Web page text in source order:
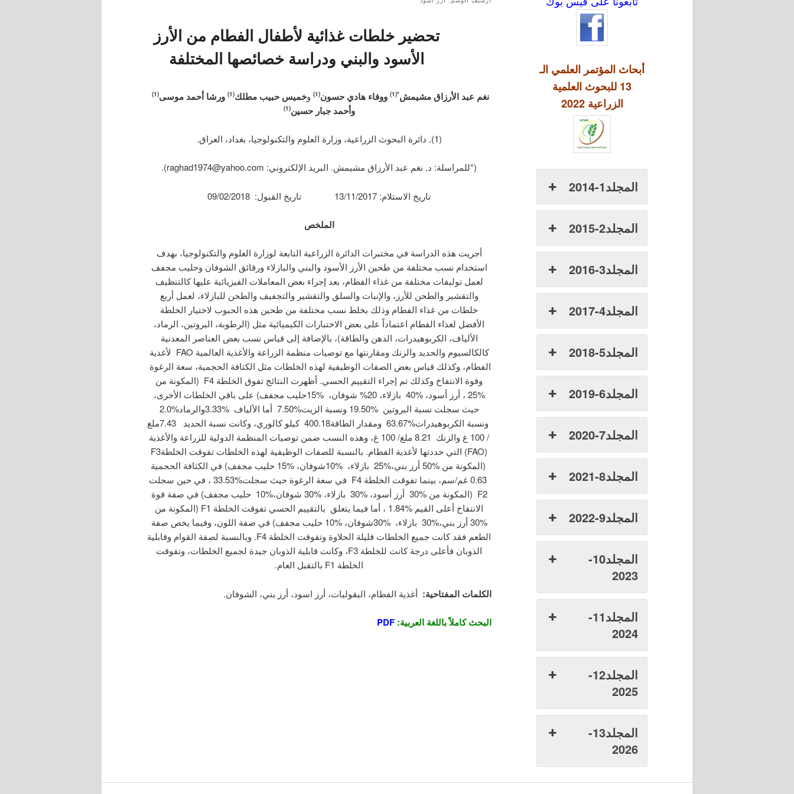
تحضير خلطات غذائية لأطفال الفطام من الأرز
الأسود والبني ودراسة خصائصها المختلفة
نغم عبد الأرزاق مشيمش*(1) ووفاء هادي حسون(1) وخميس حبيب مطلك(1) ورشا أحمد موسى(1)
وأحمد جبار حسين(1)
(1). دائرة البحوث الزراعية، وزارة العلوم والتكنولوجيا، بغداد، العراق.
(*للمراسلة: د. نغم عبد الأرزاق مشيمش. البريد الإلكتروني: raghad1974@yahoo.com).
تاريخ الاستلام: 13/11/2017 تاريخ القبول: 09/02/2018
الملخص
أجريت هذه الدراسة في مختبرات الدائرة الزراعية التابعة لوزارة العلوم والتكنولوجيا، بهدف
استخدام نسب مختلفة من طحين الأرز الأسود والبني والبازلاء ورقائق الشوفان وحليب مجفف
لعمل توليفات مختلفة من غذاء الفطام، بعد إجراء بعض المعاملات الفيزيائية عليها كالتنظيف
والتقشير والطحن للأرز، والإنبات والسلق والتقشير والتجفيف والطحن للبازلاء، لعمل أربع
خلطات من غذاء الفطام وذلك بخلط نسب مختلفة من طحين هذه الحبوب لاختيار الخلطة
الأفضل لغذاء الفطام اعتماداً على بعض الاختبارات الكيميائية مثل (الرطوبة، البروتين، الرماد،
الألياف، الكربوهيدرات، الدهن والطاقة)، بالإضافة إلى قياس نسب بعض العناصر المعدنية
كالكالسيوم والحديد والزنك ومقارنتها مع توصيات منظمة الزراعة والأغذية العالمية FAO لأغذية
الفطام، وكذلك قياس بعض الصفات الوظيفية لهذه الخلطات مثل الكثافة الحجمية، سعة الرغوة
وقوة الانتفاخ وكذلك تم إجراء التقييم الحسي. أظهرت النتائج تفوق الخلطة F4 (المكونة من
%25 ، أرز أسود، %40 بازلاء، 20% شوفان، %15حليب مجفف) على باقي الخلطات الأخرى،
حيث سجلت نسبة البروتين %19.50 ونسبة الزيت%7.50 أما الألياف %3.33والرماد%2.0
ونسبة الكربوهيدرات%63.67 ومقدار الطاقة400.18 كيلو كالوري، وكانت نسبة الحديد 7.43ملغ
/ 100 غ والزنك 8.21 ملغ/ 100 غ، وهذه النسب ضمن توصيات المنظمة الدولية للزراعة والأغذية
(FAO) التي حددتها لأغذية الفطام. بالنسبة للصفات الوظيفية لهذه الخلطات تفوقت الخلطةF3
(المكونة من %50 أرز بني،%25 بازلاء، %10شوفان، %15 حليب مجفف) في الكثافة الحجمية
0.63 غم/سم، بينما تفوقت الخلطة F4 في سعة الرغوة حيث سجلت%33.53 ، في حين سجلت
F2 (المكونة من %30 أرز أسود، %30 بازلاء، %30 شوفان،%10 حليب مجفف) في صفة قوة
الانتفاخ أعلى القيم %1.84 ، أما فيما يتعلق بالتقييم الحسي تفوقت الخلطة F1 (المكونة من
%30 أرز بني،%30 بازلاء، %30شوفان، %10 حليب مجفف) في صفة اللون، وفيما يخص صفة
الطعم فقد كانت جميع الخلطات قليلة الحلاوة وتفوقت الخلطة F4. وبالنسبة لصفة القوام وقابلية
الذوبان فأعلى درجة كانت للخلطة F3، وكانت قابلية الذوبان جيدة لجميع الخلطات، وتفوقت
الخلطة F1 بالتقبل العام.
الكلمات المفتاحية: أغذية الفطام، البقوليات، أرز اسود، أرز بني، الشوفان.
البحث كاملاً باللغة العربية: PDF
أبحاث المؤتمر العلمي الـ
13 للبحوث العلمية
الزراعية 2022
المجلد1-2014
المجلد2-2015
المجلد3-2016
المجلد4-2017
المجلد5-2018
المجلد6-2019
المجلد7-2020
المجلد8-2021
المجلد9-2022
المجلد10-
2023
المجلد11-
2024
المجلد12-
2025
المجلد13-
2026